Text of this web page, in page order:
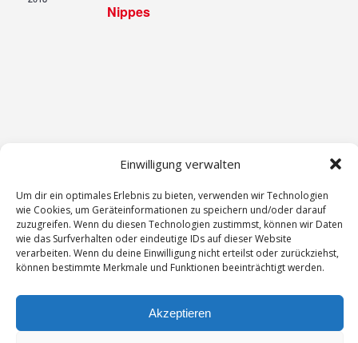
Einwilligung verwalten
Um dir ein optimales Erlebnis zu bieten, verwenden wir Technologien
wie Cookies, um Geräteinformationen zu speichern und/oder darauf
zuzugreifen. Wenn du diesen Technologien zustimmst, können wir Daten
wie das Surfverhalten oder eindeutige IDs auf dieser Website
verarbeiten. Wenn du deine Einwilligung nicht erteilst oder zurückziehst,
können bestimmte Merkmale und Funktionen beeinträchtigt werden.
Akzeptieren
Nippes
Datenschutzerklärung